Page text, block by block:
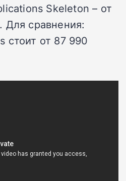
Skeleton – от
Для сравнения:
стоит от 87 990